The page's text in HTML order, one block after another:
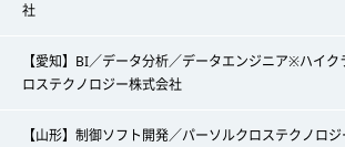
社
【愛知】BI／データ分析／データエンジニア※ハイ
ロステクノロジー株式会社
【山形】制御ソフト開発／パーソルクロステクノロ